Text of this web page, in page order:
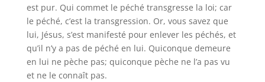
est pur. Qui commet le péché transgresse la loi; car
le péché, c’est la transgression. Or, vous savez que
lui, Jésus, s’est manifesté pour enlever les péchés, et
qu’il n’y a pas de péché en lui. Quiconque demeure
en lui ne pèche pas; quiconque pèche ne l’a pas vu
et ne le connaît pas.